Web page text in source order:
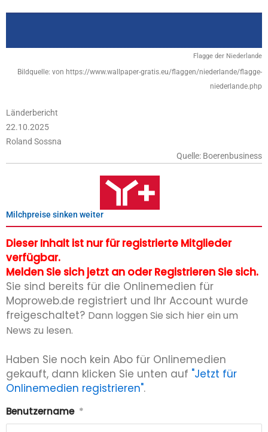
Flagge der Niederlande
Bildquelle: von https://www.wallpaper-gratis.eu/flaggen/niederlande/flagge-
niederlande.php
Länderbericht
22.10.2025
Roland Sossna
Quelle: Boerenbusiness
Milchpreise sinken weiter
Dieser Inhalt ist nur für registrierte Mitglieder
verfügbar.
Melden Sie sich jetzt an oder Registrieren Sie sich.
Sie sind bereits für die Onlinemedien für
Moproweb.de registriert und Ihr Account wurde
freigeschaltet? Dann loggen Sie sich hier ein um
News zu lesen.
Haben Sie noch kein Abo für Onlinemedien
gekauft, dann klicken Sie unten auf "Jetzt für
Onlinemedien registrieren".
Benutzername *